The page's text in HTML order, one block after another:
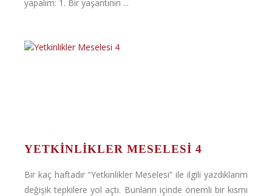
yapalım: 1. Bir yaşantının ...
YETKINLIKLER MESELESI 4
Bir kaç haftadır “Yetkinlikler Meselesi” ile ilgili yazdıklarım
değişik tepkilere yol açtı. Bunların içinde önemli bir kısmı